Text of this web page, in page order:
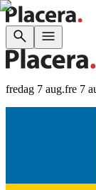
fredag 7 aug.fre 7